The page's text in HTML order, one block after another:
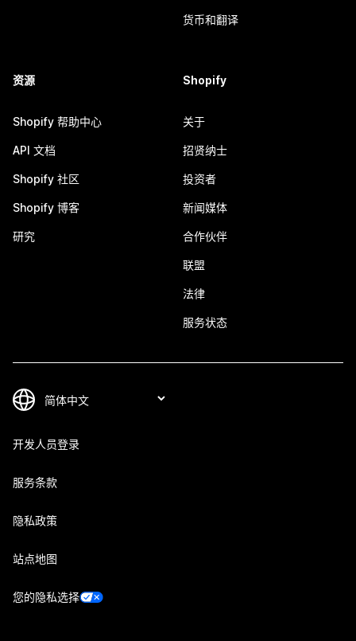
货币和翻译
资源
Shopify 帮助中心
API 文档
Shopify 社区
Shopify 博客
研究
Shopify
关于
招贤纳士
投资者
新闻媒体
合作伙伴
联盟
法律
服务状态
开发人员登录
服务条款
隐私政策
站点地图
您的隐私选择